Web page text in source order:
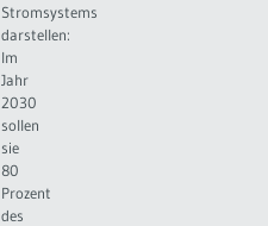
Stromsystems
darstellen:
Im
Jahr
2030
sollen
sie
80
Prozent
des